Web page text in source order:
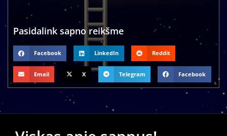
Pasidalink sapno reikšme
Facebook LinkedIn Reddit
Email X Telegram Facebook